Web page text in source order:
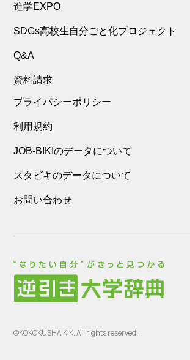
進学EXPO
SDGs高校生自分ごと化プロジェクト
Q&A
資料請求
プライバシーポリシー
利用規約
JOB-BIKIのデータについて
スタビキのデータについて
お問い合わせ
©KOKOKUSHA K.K. All rights reserved.